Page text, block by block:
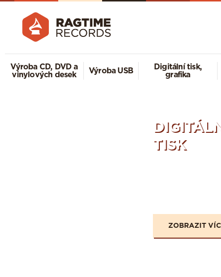
Výroba CD, DVD a
vinylových desek
Výroba USB
Digitální tisk,
grafika